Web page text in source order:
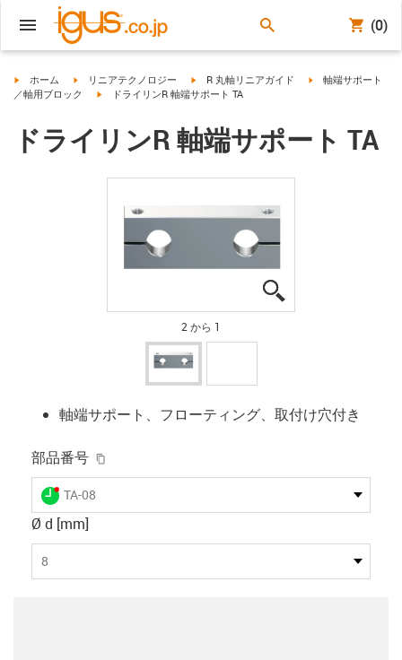
(0)
igus-icon-arrow-right
ホーム igus-icon-arrow-right
リニアテクノロジー igus-icon-arrow-right
R 丸軸リニアガイド igus-icon-arrow-
軸端サポート
／軸用ブロック
igus-icon-arrow-right
ドライリンR 軸端サポート TA
ドライリンR 軸端サポート TA
2 から 1
軸端サポート、フローティング、取付け穴付き
部品番号
igus-icon-lieferzeit-dot
TA-08
Ø d [mm]
8